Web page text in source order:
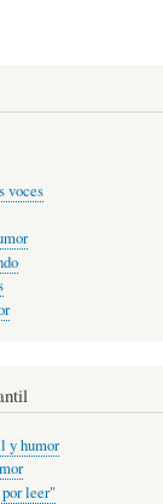
voces
y humor
leer"